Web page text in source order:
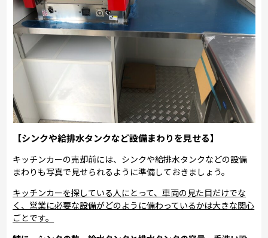
【シンクや給排水タンクなど設備まわりを見せる】
キッチンカーの売却前には、シンクや給排水タンクなどの設備
まわりも写真で見せられるように準備しておきましょう。
キッチンカーを探している人にとって、車両の見た目だけでな
く、営業に必要な設備がどのように備わっているかは大きな関心
ごとです。